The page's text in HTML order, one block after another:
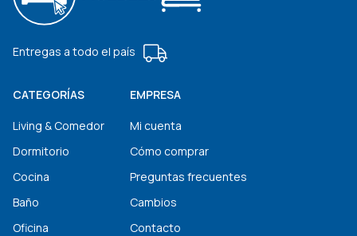
Entregas a todo el país
CATEGORÍAS
Living & Comedor
Dormitorio
Cocina
Baño
Oficina
EMPRESA
Mi cuenta
Cómo comprar
Preguntas frecuentes
Cambios
Contacto